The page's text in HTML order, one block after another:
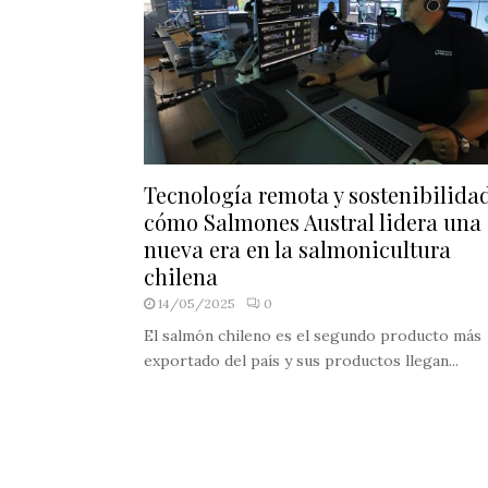
Tecnología remota y
cómo Salmones Austral lidera una
nueva era en la salmonicultura
chilena
14/05/2025 0
El salmón chileno es el segundo producto más
exportado del país y sus productos llegan...